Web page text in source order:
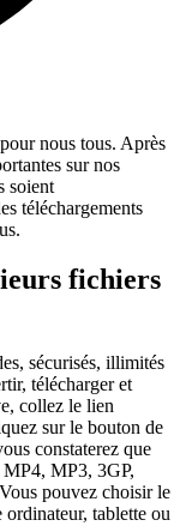
nous tous. Après
sur nos
soient
téléchargements
fichiers
sécurisés, illimités
télécharger et
collez le lien
sur le bouton de
constaterez que
MP3, 3GP,
pouvez choisir le
tablette ou